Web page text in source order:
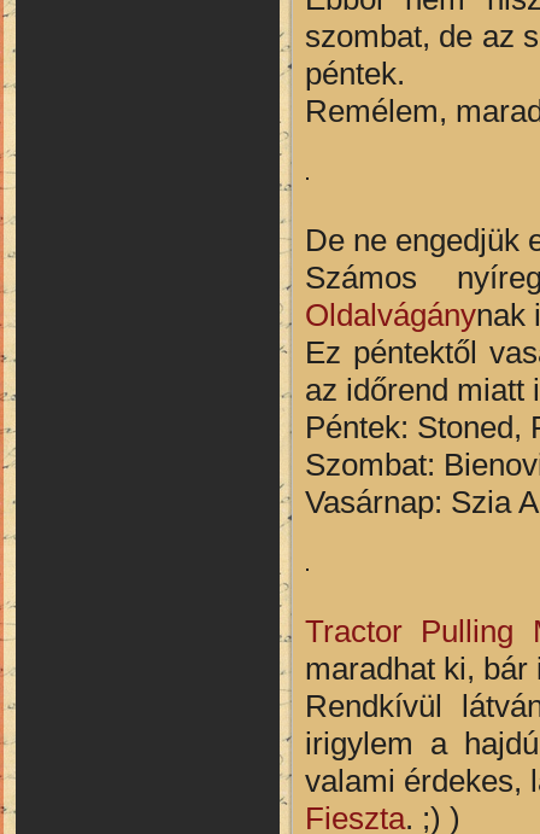
szombat, de az
péntek.
Remélem,
De ne engedjük
Számos
Oldalvágánynak
Ez péntektől
az időrend miatt
Péntek: Stoned,
Szombat:
Vasárnap: Szia
Tractor Pulling
maradhat ki,
Rendkívül
irigylem a
valami érdekes,
Fieszta. ;) )